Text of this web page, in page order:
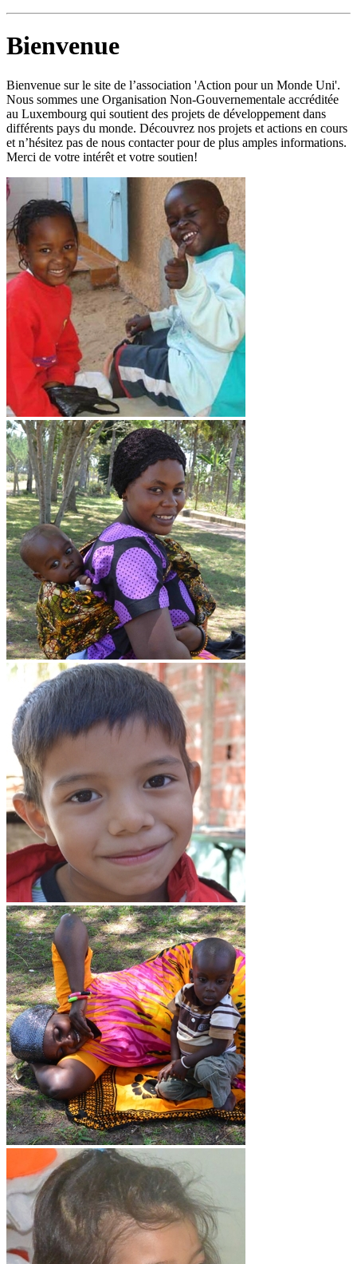
Bienvenue
Bienvenue sur le site de l’association 'Action pour un Monde Uni'.
Nous sommes une Organisation Non-Gouvernementale accréditée
au Luxembourg qui soutient des projets de développement dans
différents pays du monde. Découvrez nos projets et actions en cours
et n’hésitez pas de nous contacter pour de plus amples informations.
Merci de votre intérêt et votre soutien!